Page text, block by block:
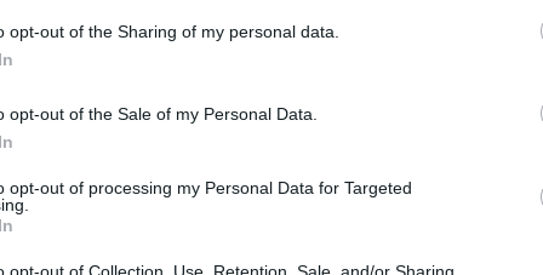
opt-out of the Sharing of my personal data.
opt-out of the Sale of my Personal Data.
opt-out of processing my Personal Data for Targeted
Ethernet LAN (RJ-45) 8
USB 3.2 Gen 1 (3.1 Gen 1)
2
robocza (T-T) 0 - 40 °C